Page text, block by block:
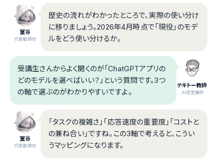
室谷
代表取締役
歴史の流れがわかったところで、実際の使い分け
に移りましょう。2026年4月時点で「現役」のモデ
ルをどう使い分けるか。
テキトー教師
.AI認定講師
受講生さんからよく聞くのが「ChatGPTアプリの
どのモデルを選べばいい？」という質問です。3つ
の軸で選ぶのがわかりやすいですよ。
室谷
代表取締役
「タスクの複雑さ」「応答速度の重要度」「コストと
の兼ね合い」ですね。この3軸で考えると、こうい
うマッピングになります。